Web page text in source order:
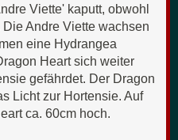
Viette' kaputt, obwohl
Andre Viette wachsen
eine Hydrangea
Heart sich weiter
gefährdet. Der Dragon
Licht zur Hortensie. Auf
ca. 60cm hoch.